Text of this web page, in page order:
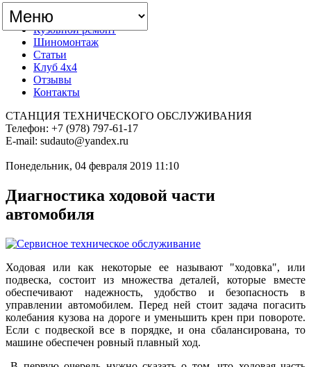
Главная
Кузовной ремонт
Шиномонтаж
Статьи
Клуб 4x4
Отзывы
Контакты
СТАНЦИЯ ТЕХНИЧЕСКОГО ОБСЛУЖИВАНИЯ
Телефон: +7 (978) 797-61-17
E-mail: sudauto@yandex.ru
Понедельник, 04 февраля 2019 11:10
Диагностика ходовой части
автомобиля
Ходовая или как некоторые ее называют "ходовка", или
подвеска, состоит из множества деталей, которые вместе
обеспечивают надежность, удобство и безопасность в
управлении автомобилем. Перед ней стоит задача погасить
колебания кузова на дороге и уменьшить крен при повороте.
Если с подвеской все в порядке, и она сбалансирована, то
машине обеспечен ровный плавный ход.